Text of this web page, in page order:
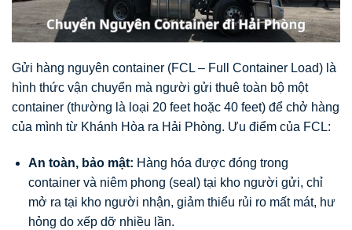
Gửi hàng nguyên container (FCL – Full Container Load) là
hình thức vận chuyển mà người gửi thuê toàn bộ một
container (thường là loại 20 feet hoặc 40 feet) để chở hàng
của mình từ Khánh Hòa ra Hải Phòng. Ưu điểm của FCL:
An toàn, bảo mật: Hàng hóa được đóng trong
container và niêm phong (seal) tại kho người gửi, chỉ
mở ra tại kho người nhận, giảm thiểu rủi ro mất mát, hư
hỏng do xếp dỡ nhiều lần.